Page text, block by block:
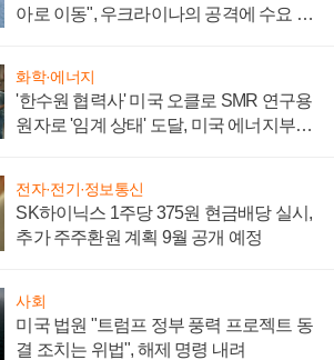
아로 이동", 우크라이나의 공격에 수요 늘
화학·에너지
'한수원 협력사' 미국 오클로 SMR 연구용
원자로 '임계 상태' 도달, 미국 에너지부
전자·전기·정보통신
SK하이닉스 1주당 375원 현금배당 실시,
추가 주주환원 계획 9월 공개 예정
사회
미국 법원 "트럼프 정부 풍력 프로젝트 동
결 조치는 위법", 해제 명령 내려